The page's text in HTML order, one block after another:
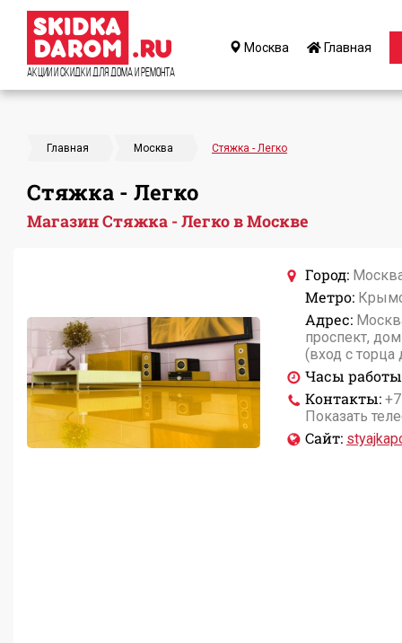
Акции и Скидки для дома и ремонта
Москва Главная
Главная Москва Стяжка - Легко
Стяжка - Легко
Магазин Стяжка - Легко в Москве
Город:
Метро:
Адрес:
проспект,
(вход с торца
Часы
Контакты:
Показать
Сайт: